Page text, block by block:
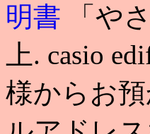
明書
「や
上. casio
様からお